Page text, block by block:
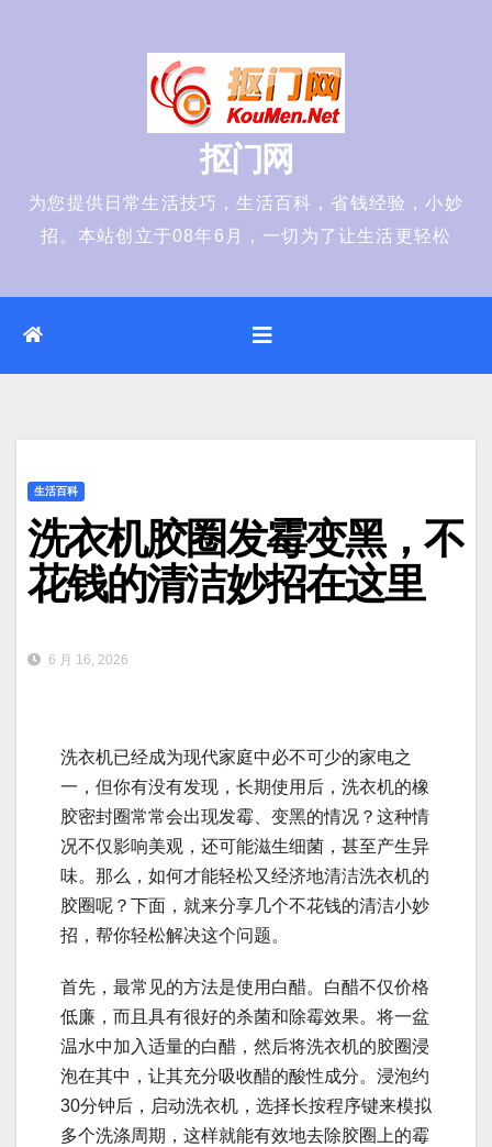
抠门网
为您提供日常生活技巧，生活百科，省钱经验，小妙
招。本站创立于08年6月，一切为了让生活更轻松
生活百科
洗衣机胶圈发霉变黑，不
花钱的清洁妙招在这里
6 月 16, 2026
洗衣机已经成为现代家庭中必不可少的家电之
一，但你有没有发现，长期使用后，洗衣机的橡
胶密封圈常常会出现发霉、变黑的情况？这种情
况不仅影响美观，还可能滋生细菌，甚至产生异
味。那么，如何才能轻松又经济地清洁洗衣机的
胶圈呢？下面，就来分享几个不花钱的清洁小妙
招，帮你轻松解决这个问题。
首先，最常见的方法是使用白醋。白醋不仅价格
低廉，而且具有很好的杀菌和除霉效果。将一盆
温水中加入适量的白醋，然后将洗衣机的胶圈浸
泡在其中，让其充分吸收醋的酸性成分。浸泡约
30分钟后，启动洗衣机，选择长按程序键来模拟
多个洗涤周期，这样就能有效地去除胶圈上的霉